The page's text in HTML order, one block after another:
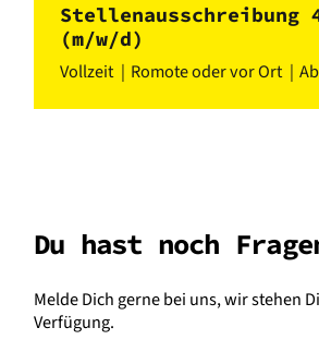
Stellenausschreibung
(m/w/d)
Vollzeit
Romote oder vor Ort
Du hast noch
Melde Dich gerne bei uns, wir stehen
Verfügung.